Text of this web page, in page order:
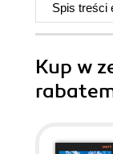
Spis treści
Kup w